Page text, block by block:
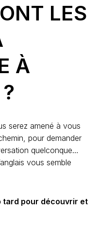
LES
À
serez amené à vous
pour demander
quelconque…
vous semble
tard pour découvrir et